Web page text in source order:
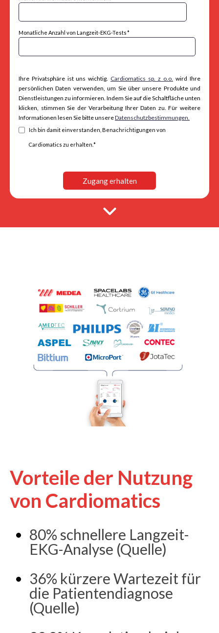
Monatliche Anzahl von Langzeit-EKG-Tests*
Ihre Privatsphäre ist uns wichtig. Cardiomatics sp. z o.o. wird Ihre
persönlichen Daten verwenden, um Sie über unsere Produkte und
Dienstleistungen zu informieren. Indem Sie auf die Schaltfläche unten
klicken, stimmen Sie der Verarbeitung Ihrer Daten zu. Für weitere
Informationen lesen Sie bitte unsereDatenschutzbestimmungen.
Ich bin damit einverstanden, Benachrichtigungen von
Cardiomatics zu erhalten. *
Vorteile der Nutzung
von Cardiomatics
80% schnellere Langzeit-
EKG-Analyse (Quelle)
36% kürzere Wartezeit für
die Patientendiagnose
(Quelle)